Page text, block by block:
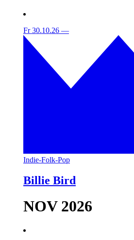
Fr 30.10.26 —
Indie-Folk-Pop
Billie Bird
NOV 2026